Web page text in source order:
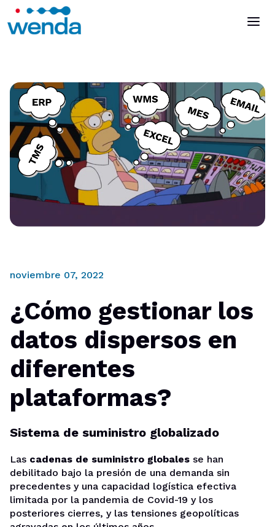
Es En It
noviembre 07, 2022
¿Cómo gestionar los
datos dispersos en
diferentes
plataformas?
Sistema de suministro globalizado
Las cadenas de suministro globales se han
debilitado bajo la presión de una demanda sin
precedentes y una capacidad logística efectiva
limitada por la pandemia de Covid-19 y los
posteriores cierres, y las tensiones geopolíticas